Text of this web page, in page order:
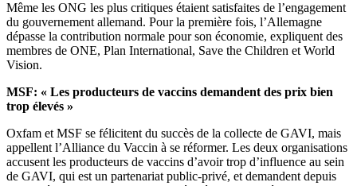
Même les ONG les plus critiques étaient satisfaites de l’engagement
du gouvernement allemand. Pour la première fois, l’Allemagne
dépasse la contribution normale pour son économie, expliquent des
membres de ONE, Plan International, Save the Children et World
Vision.
MSF: « Les producteurs de vaccins demandent des prix bien
trop élevés »
Oxfam et MSF se félicitent du succès de la collecte de GAVI, mais
appellent l’Alliance du Vaccin à se réformer. Les deux organisations
accusent les producteurs de vaccins d’avoir trop d’influence au sein
de GAVI, qui est un partenariat public-privé, et demandent depuis